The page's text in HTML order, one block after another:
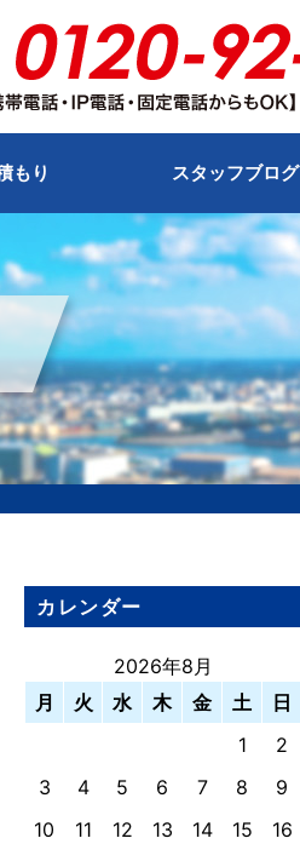
もり スタッフブログ
カレンダー
2026年8月
月
火 水 木 金 土
日
1
2
3
4 5 6 7 8
9
10
11 12 13 14 15
16